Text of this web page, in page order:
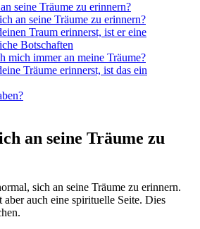
seine Träume zu erinnern?
an seine Träume zu erinnern?
Traum erinnerst, ist er eine
Botschaften
mich immer an meine Träume?
Träume erinnerst, ist das ein
an seine Träume zu
sich an seine Träume zu erinnern.
auch eine spirituelle Seite. Dies